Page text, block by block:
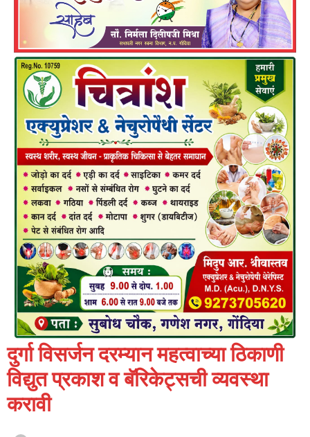
दुर्गा विसर्जन दरम्यान महत्वाच्या ठिकाणी
विद्युत प्रकाश व बॅरिकेट्सची व्यवस्था
करावी